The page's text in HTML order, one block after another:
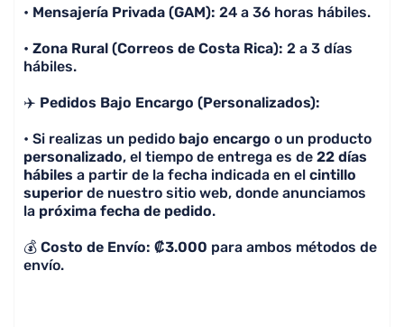
lo más
• Mensajería Privada (GAM): 24 a 36 horas hábiles.
• Zona Rural (Correos de Costa Rica): 2 a 3 días
hábiles.
✈️ Pedidos Bajo Encargo (Personalizados):
• Si realizas un pedido bajo encargo o un producto
personalizado, el tiempo de entrega es de 22 días
hábiles a partir de la fecha indicada en el cintillo
superior de nuestro sitio web, donde anunciamos
la próxima fecha de pedido.
💰 Costo de Envío: ₡3.000 para ambos métodos de
envío.